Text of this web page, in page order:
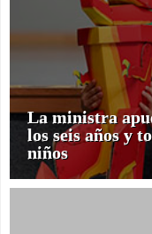
La ministra
los seis años y
niños